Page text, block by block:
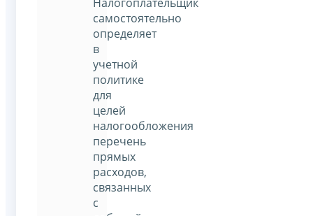
Налогоплательщик
самостоятельно
определяет
в
учетной
политике
для
целей
налогообложения
перечень
прямых
расходов,
связанных
с